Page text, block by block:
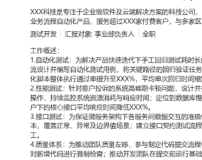
工作经历
2024-09
XXX科技是专注于企业级软件及云端解
是为中小型企业提供客户关系管理与业
多家区域渠道商建立稳定合作。
测试开发